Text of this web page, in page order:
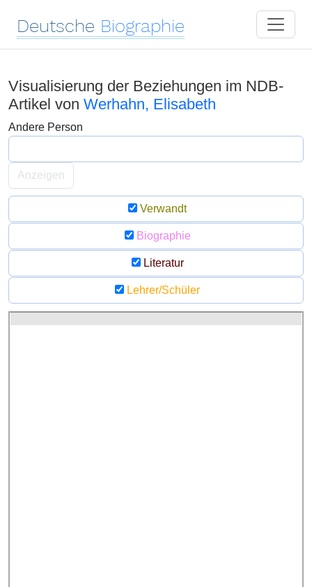
Deutsche Biographie
Visualisierung der Beziehungen im NDB-
Artikel von Werhahn, Elisabeth
Andere Person
Anzeigen
Verwandt
Biographie
Literatur
Lehrer/Schüler